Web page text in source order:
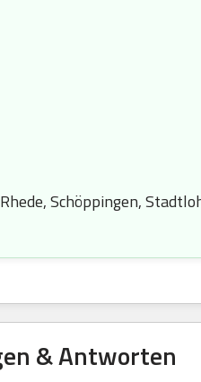
Schöppingen,
& Antworten